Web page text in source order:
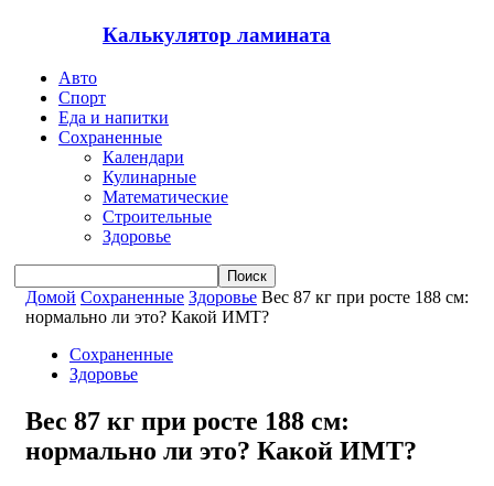
Калькулятор ламината
Авто
Спорт
Еда и напитки
Сохраненные
Календари
Кулинарные
Математические
Строительные
Здоровье
Домой Сохраненные Здоровье Вес 87 кг при росте 188 см:
нормально ли это? Какой ИМТ?
Сохраненные
Здоровье
Вес 87 кг при росте 188 см:
нормально ли это? Какой ИМТ?